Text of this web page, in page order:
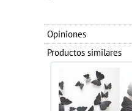
Opiniones
Productos similares